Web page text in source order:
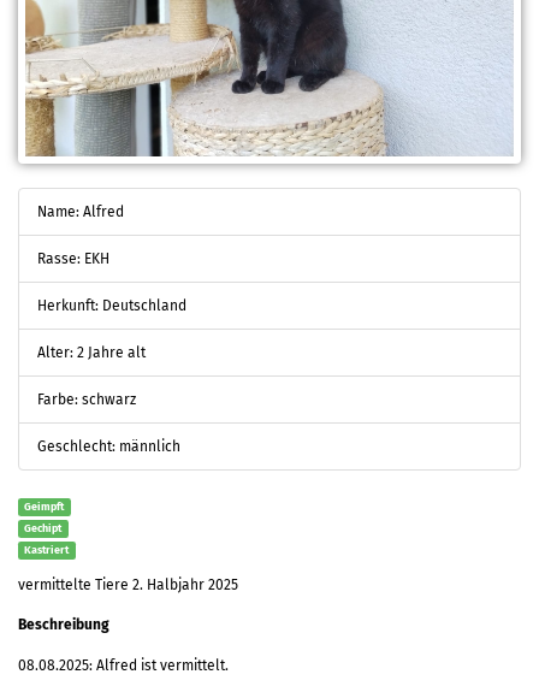
Name: Alfred
Rasse: EKH
Herkunft: Deutschland
Alter: 2 Jahre alt
Farbe: schwarz
Geschlecht: männlich
Geimpft
Gechipt
Kastriert
vermittelte Tiere 2. Halbjahr 2025
Beschreibung
08.08.2025: Alfred ist vermittelt.